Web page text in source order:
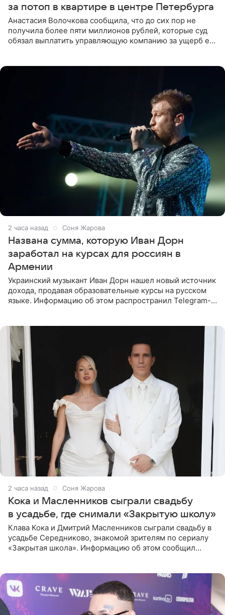
за потоп в квартире в центре Петербурга
Анастасия Волочкова сообщила, что до сих пор не
получила более пяти миллионов рублей, которые суд
обязал выплатить управляющую компанию за ущерб ее
2 часа назад Соня Жарова
Названа сумма, которую Иван Дорн
заработал на курсах для россиян в
Армении
Украинский музыкант Иван Дорн нашел новый источник
дохода, продавая образовательные курсы на русском
языке. Информацию об этом распространил Telegram-
2 часа назад Соня Жарова
Кока и Масленников сыграли свадьбу
в усадьбе, где снимали «Закрытую школу»
Клава Кока и Дмитрий Масленников сыграли свадьбу в
усадьбе Середниково, знакомой зрителям по сериалу
«Закрытая школа». Информацию об этом сообщил